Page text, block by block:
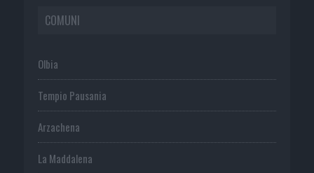
COMUNI
Olbia
Tempio Pausania
Arzachena
La Maddalena